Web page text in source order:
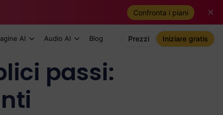
Confronta i piani
AI Audio AI Blog Prezzi Iniziare gratis
passi: